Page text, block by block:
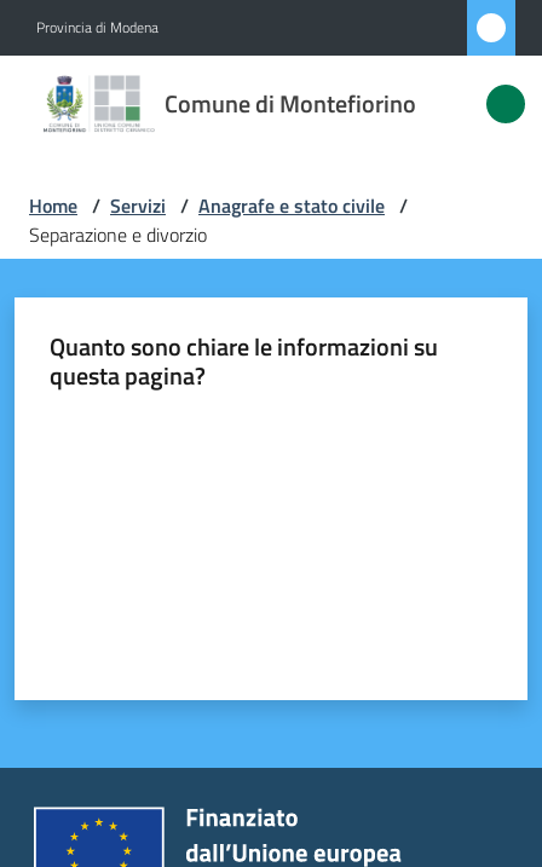
Provincia di Modena
Comune di Montefiorino
Comune di
Montefiorino
Amministrazione
Servizi
Menu selezionato
Seguici
Home / Servizi / Anagrafe e stato civile /
Separazione e divorzio
Quanto sono chiare le informazioni su
questa pagina?